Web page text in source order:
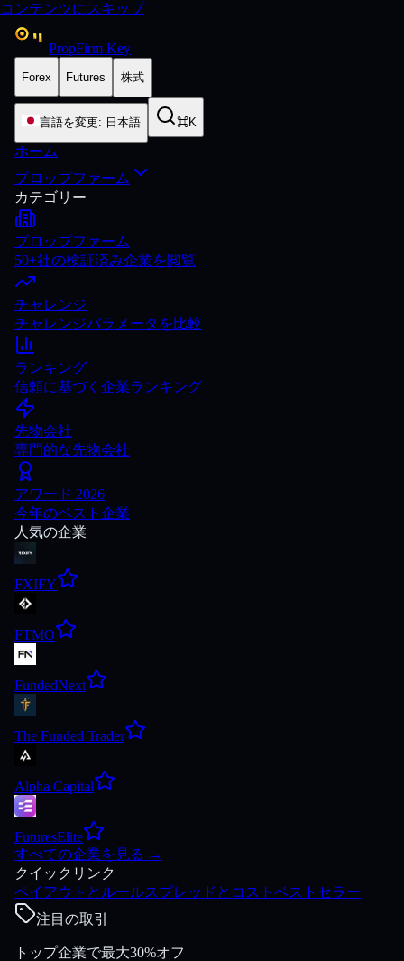
コンテンツにスキップ
PropFirm Key
Forex Futures 株式
言語を変更: 日本語 ⌘K
ホーム
プロップファーム
カテゴリー
プロップファーム
50+社の検証済み企業を閲覧
チャレンジ
チャレンジパラメータを比較
ランキング
信頼に基づく企業ランキング
先物会社
専門的な先物会社
アワード 2026
今年のベスト企業
人気の企業
FXIFY
FTMO
FundedNext
The Funded Trader
Alpha Capital
FuturesElite
すべての企業を見る →
クイックリンク
ペイアウトとルールスプレッドとコスト ベストセラー
注目の取引
トップ企業で最大30%オフ